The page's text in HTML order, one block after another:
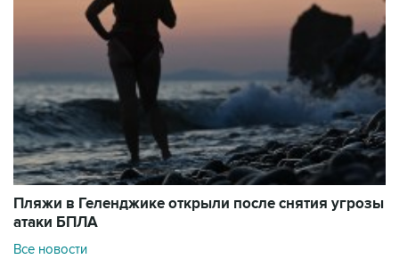
Пляжи в Геленджике открыли после снятия угрозы
атаки БПЛА
Все новости